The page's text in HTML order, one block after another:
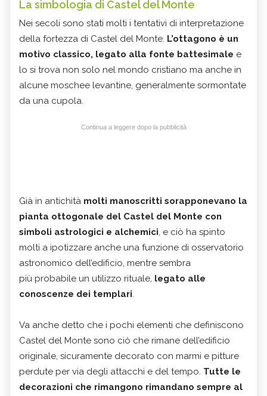
La simbologia di Castel del Monte
Nei secoli sono stati molti i tentativi di interpretazione
della fortezza di Castel del Monte. L’ottagono è un
motivo classico, legato alla fonte battesimale e
lo si trova non solo nel mondo cristiano ma anche in
alcune moschee levantine, generalmente sormontate
da una cupola.
Continua a leggere dopo la pubblicità
Già in antichità molti manoscritti sorapponevano la
pianta ottogonale del Castel del Monte con
simboli astrologici e alchemici, e ciò ha spinto
molti a ipotizzare anche una funzione di osservatorio
astronomico dell’edificio, mentre sembra
più probabile un utilizzo rituale, legato alle
conoscenze dei templari.
Va anche detto che i pochi elementi che definiscono
Castel del Monte sono ciò che rimane dell’edificio
originale, sicuramente decorato con marmi e pitture
perdute per via degli attacchi e del tempo. Tutte le
decorazioni che rimangono rimandano sempre al